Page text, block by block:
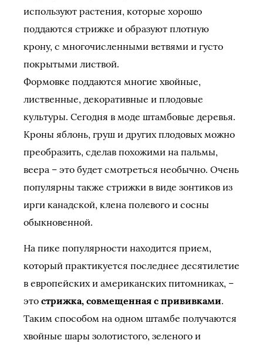
используют растения, которые хорошо
поддаются стрижке и образуют плотную
крону, с многочисленными ветвями и густо
покрытыми листвой.
Формовке поддаются многие хвойные,
лиственные, декоративные и плодовые
культуры. Сегодня в моде штамбовые деревья.
Кроны яблонь, груш и других плодовых можно
преобразить, сделав похожими на пальмы,
веера – это будет смотреться необычно. Очень
популярны также стрижки в виде зонтиков из
ирги канадской, клена полевого и сосны
обыкновенной.
На пике популярности находится прием,
который практикуется последнее десятилетие
в европейских и американских питомниках, –
это стрижка, совмещенная с прививками.
Таким способом на одном штамбе получаются
хвойные шары золотистого, зеленого и